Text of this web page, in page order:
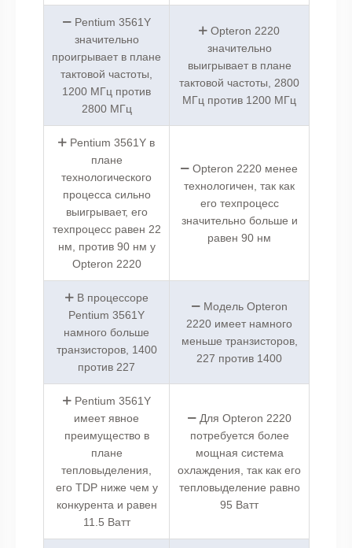
Pentium 3561Y
значительно
проигрывает в плане
тактовой частоты,
1200 МГц против
2800 МГц
Opteron 2220
значительно
выигрывает в плане
тактовой частоты, 2800
МГц против 1200 МГц
Pentium 3561Y в
плане
технологического
процесса сильно
выигрывает, его
техпроцесс равен 22
нм, против 90 нм у
Opteron 2220
Opteron 2220 менее
технологичен, так как
его техпроцесс
значительно больше и
равен 90 нм
В процессоре
Pentium 3561Y
намного больше
транзисторов, 1400
против 227
Модель Opteron
2220 имеет намного
меньше транзисторов,
227 против 1400
Pentium 3561Y
имеет явное
преимущество в
плане
тепловыделения,
его TDP ниже чем у
конкурента и равен
11.5 Ватт
Для Opteron 2220
потребуется более
мощная система
охлаждения, так как его
тепловыделение равно
95 Ватт